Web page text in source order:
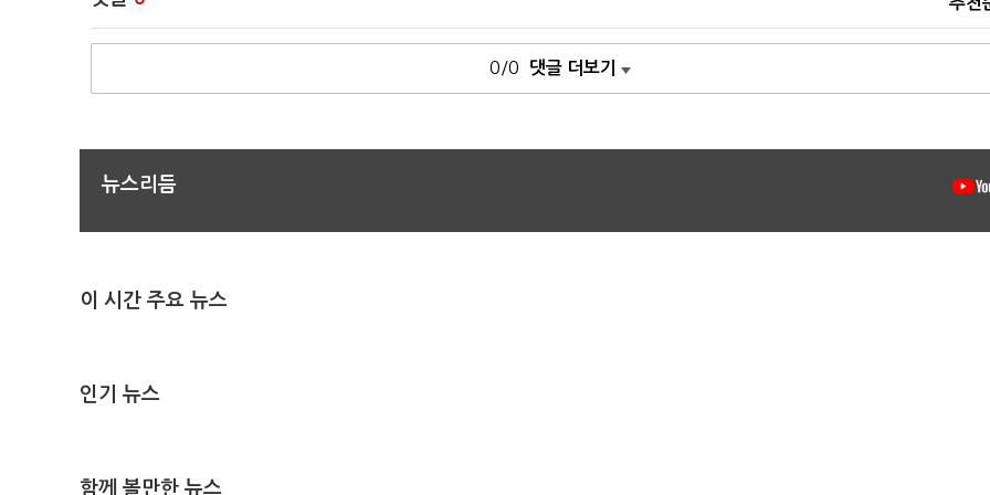
0/0 댓글 더보기
뉴스리듬
이 시간 주요 뉴스
인기 뉴스
함께 볼만한 뉴스